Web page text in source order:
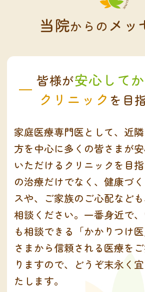
当院からの メッ
皆様が安心して
クリニック を目
家庭医療専門医として、近
方を中心に多くの皆さまが
いただけるクリニックを目
の治療だけでなく、健康づ
スや、ご家族のご心配など
相談ください。一番身近で
も相談できる「かかりつけ
さまから信頼される医療を
りますので、どうぞ末永く
たします。